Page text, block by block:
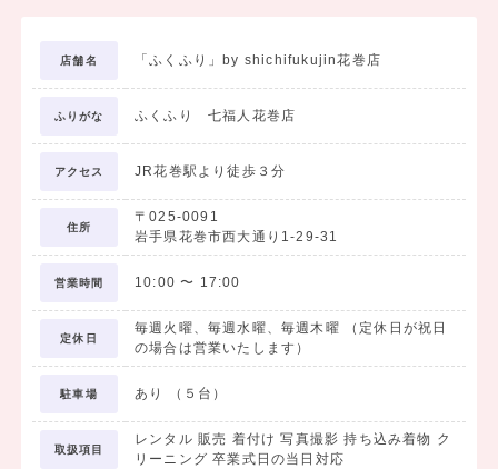
一式レンタル価格 ¥38,500（税込価格）より
袴・着物だけなど単品レンタルも可能ロングレンタルで遠くでも安
全国発送いたします
店舗名 「ふくふり」by shichifukujin花巻店
ふりがな ふくふり 七福人花巻店
アクセス JR花巻駅より徒歩３分
住所
〒025-0091
岩手県花巻市西大通り1-29-31
営業時間 10:00 〜 17:00
定休日
毎週火曜、毎週水曜、毎週木曜 （定休日が祝日
の場合は営業いたします）
駐車場 あり （５台）
取扱項目
レンタル 販売 着付け 写真撮影 持ち込み着物 ク
リーニング 卒業式日の当日対応